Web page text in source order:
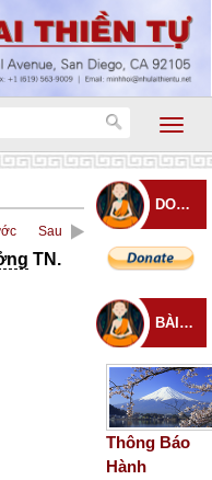
Sau
TN.
DONATE
BÀI ĐĂNG MỚI
Thông Báo
Hành